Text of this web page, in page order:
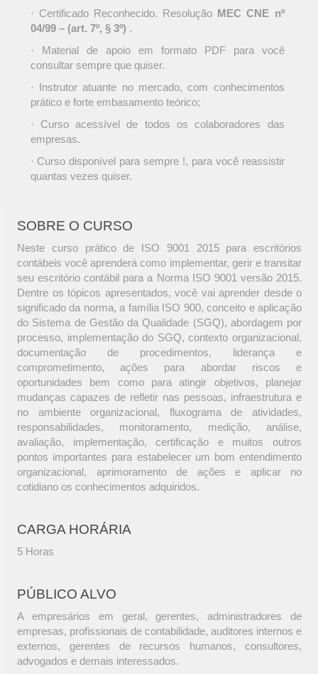
· Certificado Reconhecido. Resolução MEC CNE nº
04/99 – (art. 7º, § 3º) .
· Material de apoio em formato PDF para você
consultar sempre que quiser.
· Instrutor atuante no mercado, com conhecimentos
prático e forte embasamento teórico;
· Curso acessível de todos os colaboradores das
empresas.
· Curso disponível para sempre !, para você reassistir
quantas vezes quiser.
SOBRE O CURSO
Neste curso prático de ISO 9001 2015 para escritórios
contábeis você aprenderá como implementar, gerir e transitar
seu escritório contábil para a Norma ISO 9001 versão 2015.
Dentre os tópicos apresentados, você vai aprender desde o
significado da norma, a família ISO 900, conceito e aplicação
do Sistema de Gestão da Qualidade (SGQ), abordagem por
processo, implementação do SGQ, contexto organizacional,
documentação de procedimentos, liderança e
comprometimento, ações para abordar riscos e
oportunidades bem como para atingir objetivos, planejar
mudanças capazes de refletir nas pessoas, infraestrutura e
no ambiente organizacional, fluxograma de atividades,
responsabilidades, monitoramento, medição, análise,
avaliação, implementação, certificação e muitos outros
pontos importantes para estabelecer um bom entendimento
organizacional, aprimoramento de ações e aplicar no
cotidiano os conhecimentos adquiridos.
CARGA HORÁRIA
5 Horas
PÚBLICO ALVO
A empresários em geral, gerentes, administradores de
empresas, profissionais de contabilidade, auditores internos e
externos, gerentes de recursos humanos, consultores,
advogados e demais interessados.